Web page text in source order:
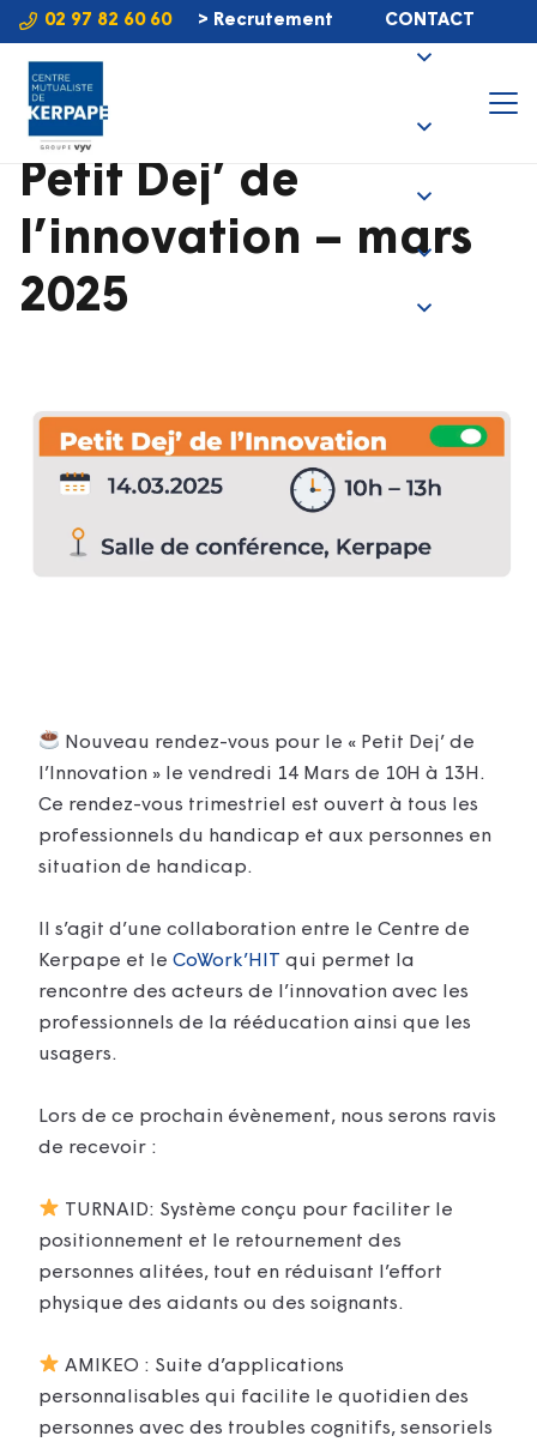
02 97 82 60 60 > Recrutement CONTACT
Petit Dej’ de
l’innovation – mars
2025
Nouveau rendez-vous pour le « Petit Dej’ de
l’Innovation » le vendredi 14 Mars de 10H à 13H.
Ce rendez-vous trimestriel est ouvert à tous les
professionnels du handicap et aux personnes en
situation de handicap.
Il s’agit d’une collaboration entre le Centre de
Kerpape et le CoWork’HIT qui permet la
rencontre des acteurs de l’innovation avec les
professionnels de la rééducation ainsi que les
usagers.
Lors de ce prochain évènement, nous serons ravis
de recevoir :
TURNAID: Système conçu pour faciliter le
positionnement et le retournement des
personnes alitées, tout en réduisant l’effort
physique des aidants ou des soignants.
AMIKEO : Suite d’applications
personnalisables qui facilite le quotidien des
personnes avec des troubles cognitifs, sensoriels